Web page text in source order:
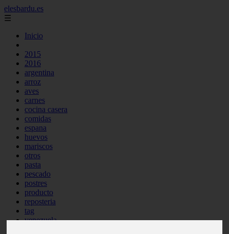
elesbardu.es
☰
Inicio
2015
2016
argentina
arroz
aves
carnes
cocina casera
comidas
espana
huevos
mariscos
otros
pasta
pescado
postres
producto
reposteria
tag
venezuela